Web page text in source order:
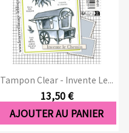
Tampon Clear - Invente Le...
13,50 €
AJOUTER AU PANIER